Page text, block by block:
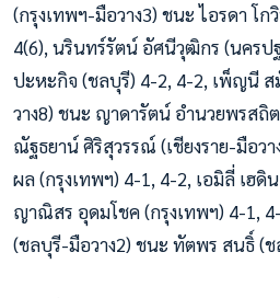
(กรุงเทพฯ-มือวาง3) ชนะ ไอรดา โ
4(6), นรินทร์รัตน์ อัศนีวุฒิกร (นคร
ปะหะกิจ (ชลบุรี) 4-2, 4-2, เพ็ญนี ส
วาง8) ชนะ ญาดารัตน์ อำนวยพรสถิ
ณัฐธยาน์ ศิริสุวรรณ์ (เชียงราย-มือว
ผล (กรุงเทพฯ) 4-1, 4-2, เอมิลี่ เฮดิ
ญาณิสร อุดมโชค (กรุงเทพฯ) 4-1,
(ชลบุรี-มือวาง2) ชนะ ทัตพร สนธิ์ (